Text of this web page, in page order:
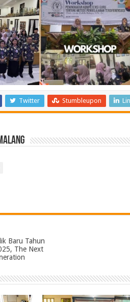
Twitter Stumbleupon
Baru Tahun
The Next